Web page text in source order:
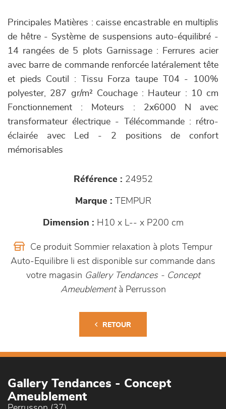
Principales Matières : caisse encastrable en multiplis
de hêtre - Système de suspensions auto-équilibré -
14 rangées de 5 plots Garnissage : Ferrures acier
avec barre de commande renforcée latéralement tête
et pieds Coutil : Tissu Forza taupe T04 - 100%
polyester, 287 gr/m² Couchage : Hauteur : 10 cm
Fonctionnement : Moteurs : 2x6000 N avec
transformateur électrique - Télécommande : rétro-
éclairée avec Led - 2 positions de confort
mémorisables
Référence : 24952
Marque : TEMPUR
Dimension : H10 x L-- x P200 cm
Ce produit Sommier relaxation à plots Tempur
Auto-Equilibre Ii est disponible sur commande dans
votre magasin Gallery Tendances - Concept
Ameublement à Perrusson
RETOUR
Gallery Tendances - Concept
Ameublement